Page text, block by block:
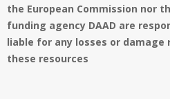
the European Commission nor
funding agency DAAD are
liable for any losses or
these resources